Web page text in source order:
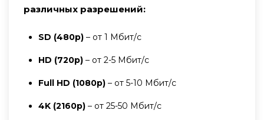
различных разрешений:
SD (480p) – от 1 Мбит/с
HD (720p) – от 2-5 Мбит/с
Full HD (1080p) – от 5-10 Мбит/с
4K (2160p) – от 25-50 Мбит/с